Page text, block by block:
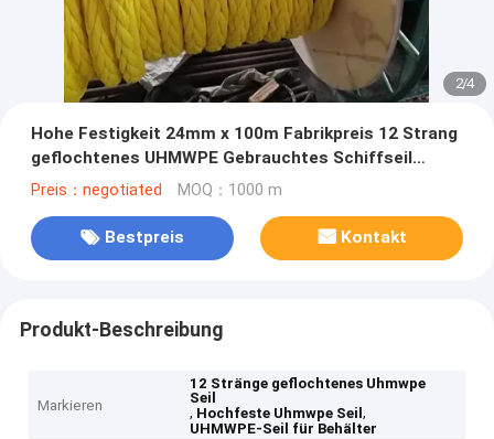
2/4
Hohe Festigkeit 24mm x 100m Fabrikpreis 12 Strang
geflochtenes UHMWPE Gebrauchtes Schiffseil
Verankerung Schiffseil
Preis：negotiated MOQ：1000 m
Bestpreis Kontakt
Produkt-Beschreibung
Markieren
12 Stränge geflochtenes Uhmwpe
Seil
, Hochfeste Uhmwpe Seil,
UHMWPE-Seil für Behälter